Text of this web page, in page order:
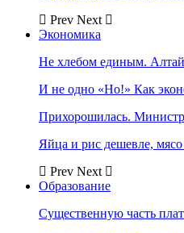
Prev Next
Экономика
Не хлебом единым.
И не одно «Но!» Как
Прихорошилась.
Яйца и рис дешевле,
Prev Next
Образование
Существенную часть